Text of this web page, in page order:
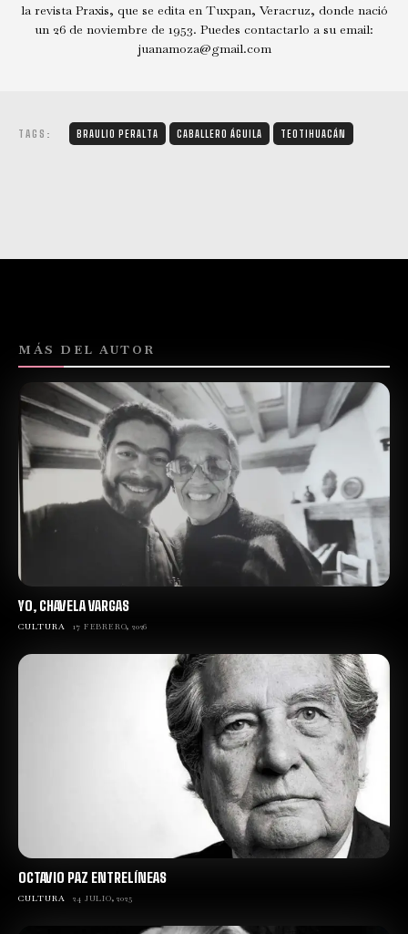
la revista Praxis, que se edita en Tuxpan, Veracruz, donde nació
un 26 de noviembre de 1953. Puedes contactarlo a su email:
juanamoza@gmail.com
TAGS: BRAULIO PERALTA CABALLERO ÁGUILA TEOTIHUACÁN
MÁS DEL AUTOR
YO, CHAVELA VARGAS
CULTURA 17 FEBRERO, 2026
OCTAVIO PAZ ENTRELÍNEAS
CULTURA 24 JULIO, 2025